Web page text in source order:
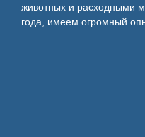
животных и расходными
года, имеем огромный